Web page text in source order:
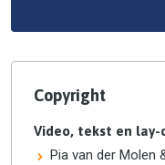
Copyright
Video, tekst en lay-
Pia van der Molen